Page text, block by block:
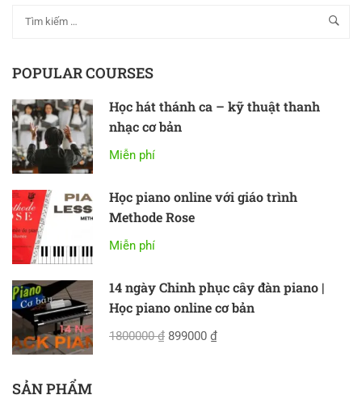
POPULAR COURSES
Học hát thánh ca – kỹ thuật thanh
nhạc cơ bản
Miễn phí
Học piano online với giáo trình
Methode Rose
Miễn phí
14 ngày Chinh phục cây đàn piano |
Học piano online cơ bản
1800000 ₫ 899000 ₫
SẢN PHẨM